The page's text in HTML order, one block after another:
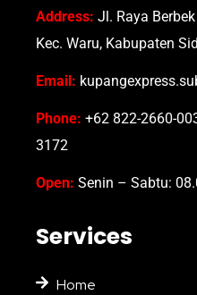
Address: Jl. Raya
Kec. Waru, Kabupaten
Email:
Phone: +62 822-2660-
3172
Open: Senin – Sabtu:
Services
Home